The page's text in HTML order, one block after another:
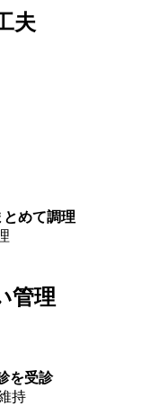
夫
めて調理
管理
を受診
持